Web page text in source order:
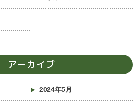
アーカイブ
2024年5月